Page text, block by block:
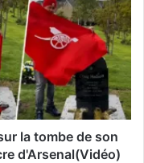
la tombe de son
d'Arsenal(Vidéo)